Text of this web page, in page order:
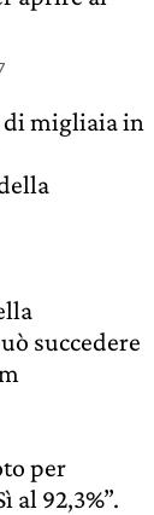
di migliaia in
succedere
per
al 92,3%”.